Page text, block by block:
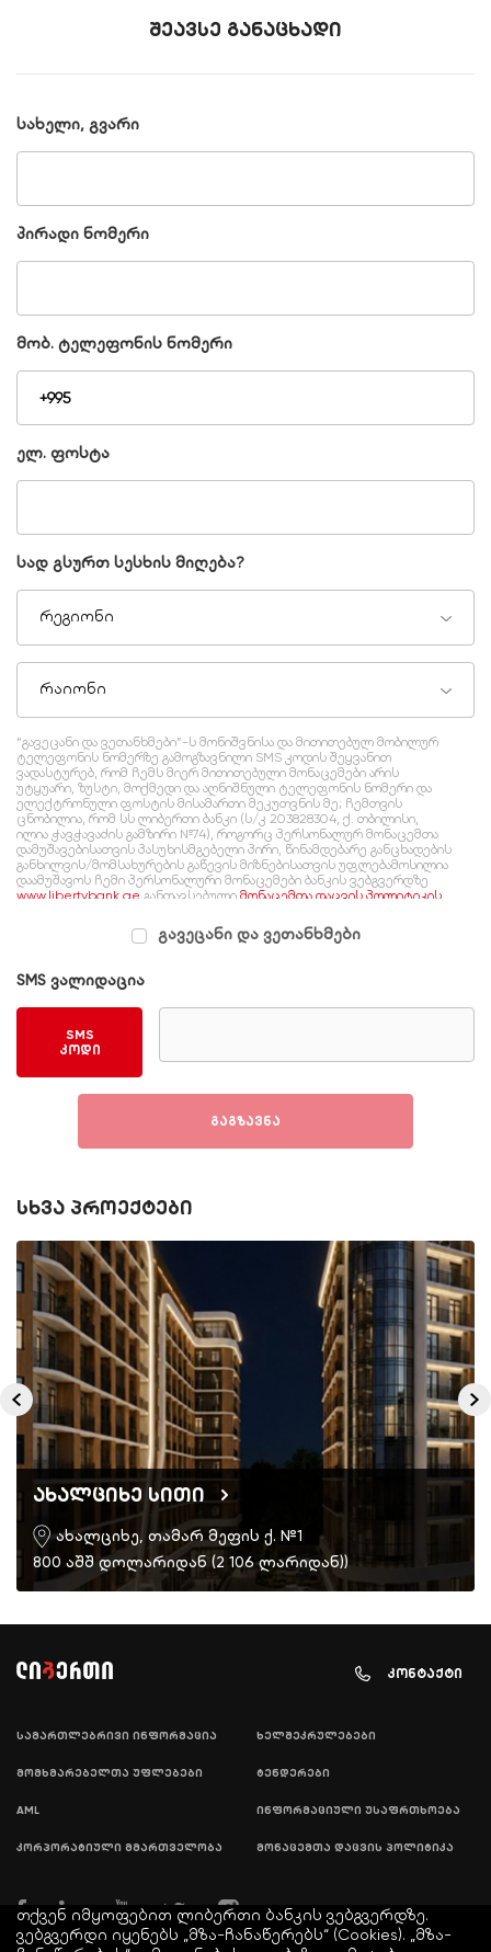
შეავსე განაცხადი
სახელი, გვარი
პირადი ნომერი
მობ. ტელეფონის ნომერი
ელ. ფოსტა
სად გსურთ სესხის მიღება?
რეგიონი
რაიონი
“გავეცანი და ვეთანხმები”-ს მონიშვნისა და მითითებულ მობილურ
ტელეფონის ნომერზე გამოგზავნილი SMS კოდის შეყვანით
ვადასტურებ, რომ ჩემს მიერ მითითებული მონაცემები არის
უტყუარი, ზუსტი, მოქმედი და აღნიშნული ტელეფონის ნომერი და
ელექტრონული ფოსტის მისამართი მეკუთვნის მე; ჩემთვის
ცნობილია, რომ სს ლიბერთი ბანკი (ს/კ 203828304, ქ. თბილისი,
ილია ჭავჭავაძის გამზირი №74), როგორც პერსონალურ მონაცემთა
დამუშავებისათვის პასუხისმგებელი პირი, წინამდებარე განცხადების
განხილვის/მომსახურების გაწევის მიზნებისათვის უფლებამოსილია
დაამუშავოს ჩემი პერსონალური მონაცემები ბანკის ვებგვერდზე
www.libertybank.ge განთავსებული მონაცემთა დაცვის პოლიტიკის
გავეცანი და ვეთანხმები
SMS ვალიდაცია
SMS
კოდი
გაგზავნა
სხვა პროექტები
ახალციხე სითი
ახალციხე, თამარ მეფის ქ. №1
800 აშშ დოლარიდან (2 106 ლარიდან))
კონტაქტი
სამართლებრივი ინფორმაცია ხელშეკრულებები
მომხმარებელთა უფლებები ტენდერები
AML ინფორმაციული უსაფრთხოება
კორპორატიული მმართველობა მონაცემთა დაცვის პოლიტიკა
თქვენ იმყოფებით ლიბერთი ბანკის ვებგვერდზე.
ვებგვერდი იყენებს „მზა-ჩანაწერებს“ (Cookies). „მზა-